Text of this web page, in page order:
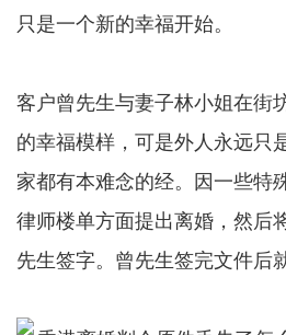
只是一个新的幸福开始。
客户曾先生与妻子林小姐在街
的幸福模样，可是外人永远只
家都有本难念的经。因一些特
律师楼单方面提出离婚，然后
先生签字。曾先生签完文件后